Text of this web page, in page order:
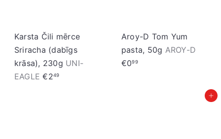
Karsta Čili mērce
Sriracha (dabīgs
krāsa), 230g UNI-
EAGLE€249
Aroy-D Tom Yum
pasta, 50g AROY-D
€099
Pievienot grozam